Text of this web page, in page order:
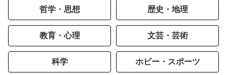
哲学・思想 歴史・地理
教育・心理 文芸・芸術
科学 ホビー・スポーツ